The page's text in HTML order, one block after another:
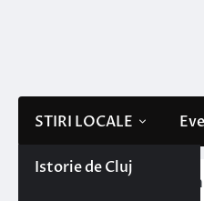
STIRI LOCALE
Istorie de Cluj
Sportul clujean